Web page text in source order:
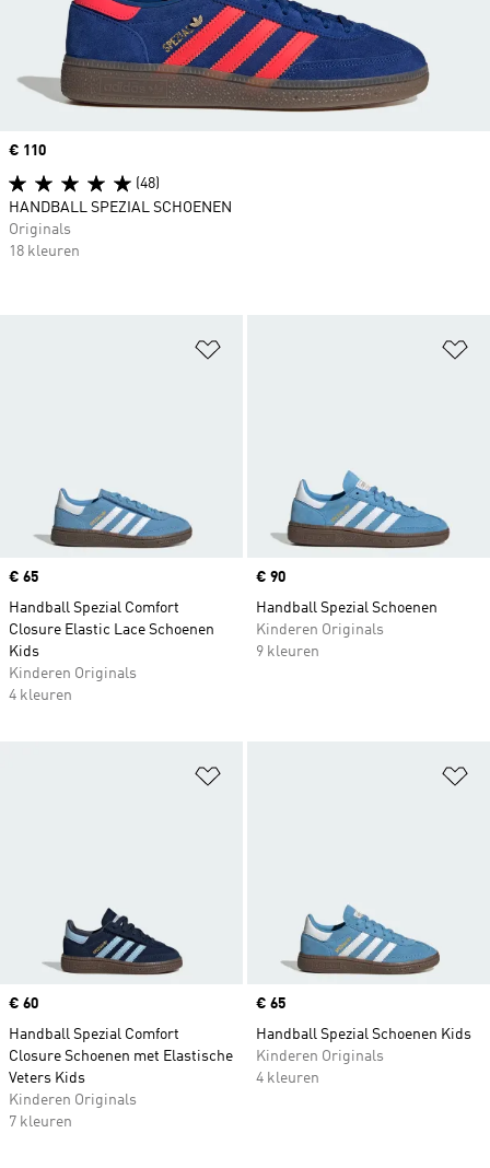
Price
€ 65
Handball Spezial Comfort
Closure Elastic Lace Schoenen
Kids
Kinderen Originals
4 kleuren
Price
€ 90
Handball Spezial Schoenen
Kinderen Originals
9 kleuren
Price
€ 60
Handball Spezial Comfort
Closure Schoenen met Elastische
Veters Kids
Kinderen Originals
7 kleuren
Price
€ 65
Handball Spezial Schoenen Kids
Kinderen Originals
4 kleuren
Price
€ 110
(48)
HANDBALL SPEZIAL SCHOENEN
Originals
18 kleuren